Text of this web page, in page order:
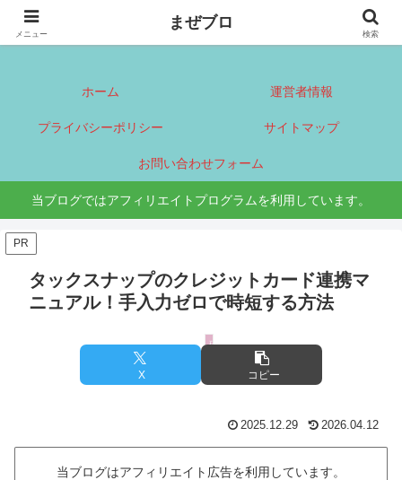
まぜブロ
ホーム 運営者情報
プライバシーポリシー サイトマップ
お問い合わせフォーム
当ブログではアフィリエイトプログラムを利用しています。
PR
タックスナップのクレジットカード連携マ
ニュアル！手入力ゼロで時短する方法
確定申告
X コピー
2025.12.29 2026.04.12
当ブログはアフィリエイト広告を利用しています。
メニュー
まぜブロ
検索